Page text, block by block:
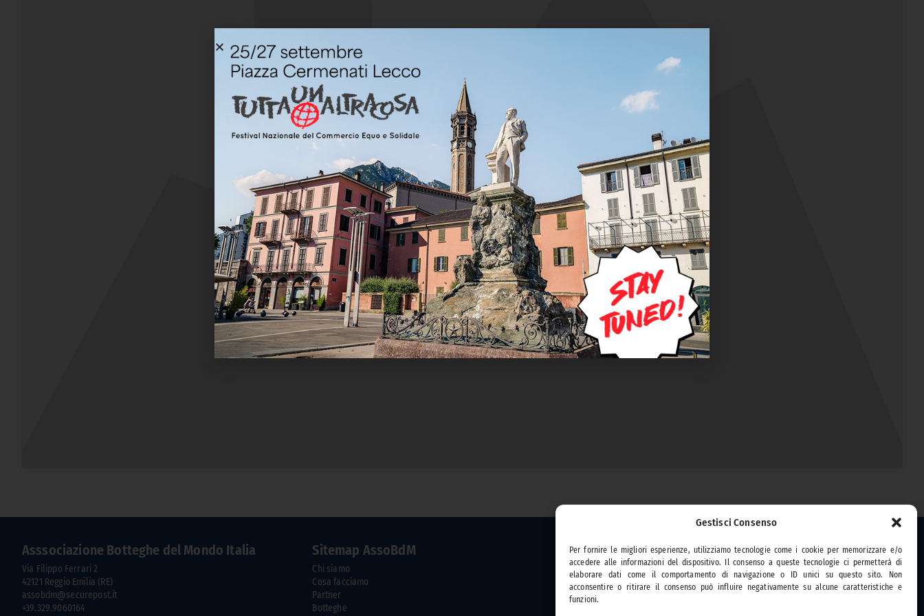
Gestisci Consenso
Per fornire le migliori esperienze, utilizziamo tecnologie come i cookie per memorizzare e/o
accedere alle informazioni del dispositivo. Il consenso a queste tecnologie ci permetterà di
elaborare dati come il comportamento di navigazione o ID unici su questo sito. Non
acconsentire o ritirare il consenso può influire negativamente su alcune caratteristiche e
funzioni.
Fai clic per accettare i cookie marketing e
abilitare questo contenuto
Asssociazione Botteghe del Mondo Italia
Via Filippo Ferrari 2
42121 Reggio Emilia (RE)
assobdm@securepost.it
+39.329.9060164
Sitemap AssoBdM
Chi siamo
Cosa facciamo
Partner
Botteghe
TuttaUnAltraCosa
Il festival
Espositori